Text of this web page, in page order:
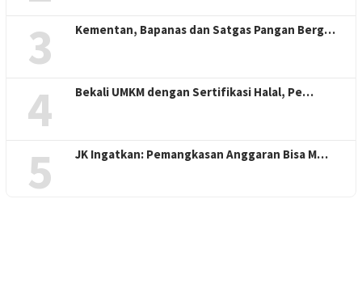
3 Kementan, Bapanas dan Satgas Pangan Berg…
4 Bekali UMKM dengan Sertifikasi Halal, Pe…
5 JK Ingatkan: Pemangkasan Anggaran Bisa M…